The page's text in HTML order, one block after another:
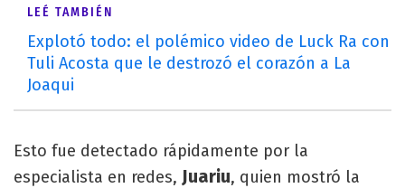
LEÉ TAMBIÉN
Explotó todo: el polémico video de Luck Ra con
Tuli Acosta que le destrozó el corazón a La
Joaqui
Esto fue detectado rápidamente por la
especialista en redes, Juariu, quien mostró la